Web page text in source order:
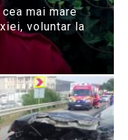
mai mare
voluntar la